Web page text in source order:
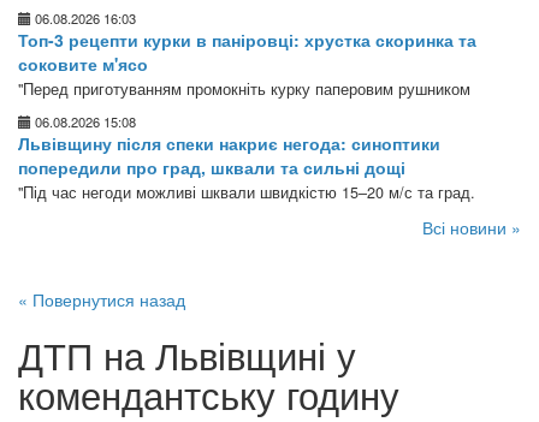
06.08.2026 16:03
Топ-3 рецепти курки в паніровці: хрустка скоринка та
соковите м'ясо
"Перед приготуванням промокніть курку паперовим рушником
06.08.2026 15:08
Львівщину після спеки накриє негода: синоптики
попередили про град, шквали та сильні дощі
"Під час негоди можливі шквали швидкістю 15–20 м/с та град.
Всі новини »
« Повернутися назад
ДТП на Львівщині у
комендантську годину